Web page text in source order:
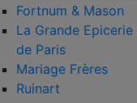
Fortnum & Mason
La Grande Epicerie
de Paris
Mariage Frères
Ruinart